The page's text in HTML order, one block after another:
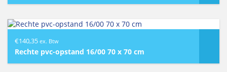
€140,35 ex. Btw
Rechte pvc-opstand 16/00 70 x 70 cm